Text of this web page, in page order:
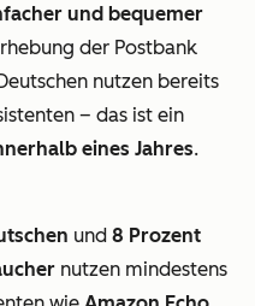
und bequemer
der Postbank
nutzen bereits
– das ist ein
eines Jahres.
und 8 Prozent
nutzen mindestens